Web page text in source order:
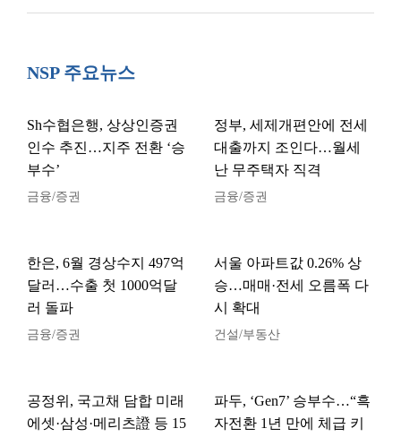
NSP 주요뉴스
Sh수협은행, 상상인증권
인수 추진…지주 전환 ‘승
부수’
금융/증권
정부, 세제개편안에 전세
대출까지 조인다…월세
난 무주택자 직격
금융/증권
한은, 6월 경상수지 497억
달러…수출 첫 1000억달
러 돌파
금융/증권
서울 아파트값 0.26% 상
승…매매·전세 오름폭 다
시 확대
건설/부동산
공정위, 국고채 담합 미래
에셋·삼성·메리츠證 등 15
파두, ‘Gen7’ 승부수…“흑
자전환 1년 만에 체급 키